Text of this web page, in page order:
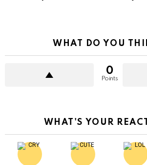
WHAT DO YOU
0
Points
WHAT'S YOUR